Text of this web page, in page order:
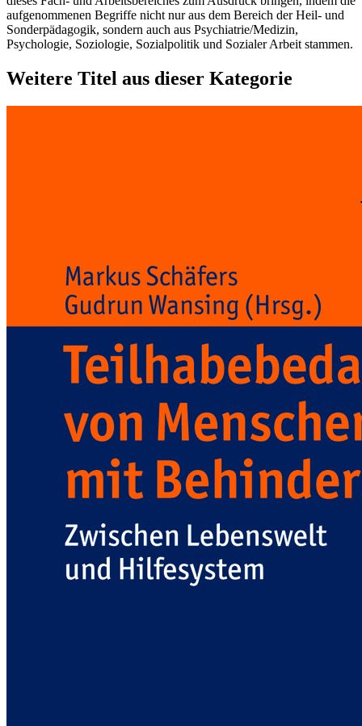
aufgenommenen Begriffe nicht nur aus dem Bereich der Heil- und
Sonderpädagogik, sondern auch aus Psychiatrie/Medizin,
Psychologie, Soziologie, Sozialpolitik und Sozialer Arbeit stammen.
Weitere Titel aus dieser Kategorie